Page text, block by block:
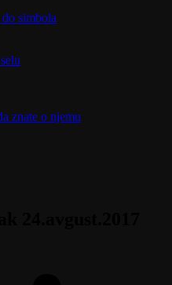
simbola
znate o njemu